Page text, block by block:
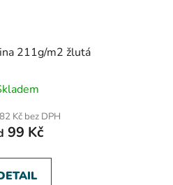
211g/m2 žlutá
Kč bez DPH
99 Kč